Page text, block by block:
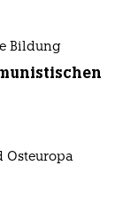
Bildung
Osteuropa